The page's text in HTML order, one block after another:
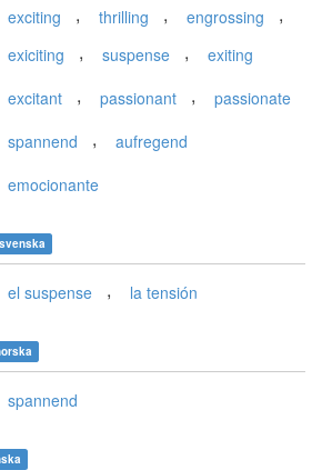
exciting , thrilling , engrossing ,
exiciting , suspense , exiting
excitant , passionant , passionate
spannend , aufregend
emocionante
svenska
el suspense , la tensión
spannend